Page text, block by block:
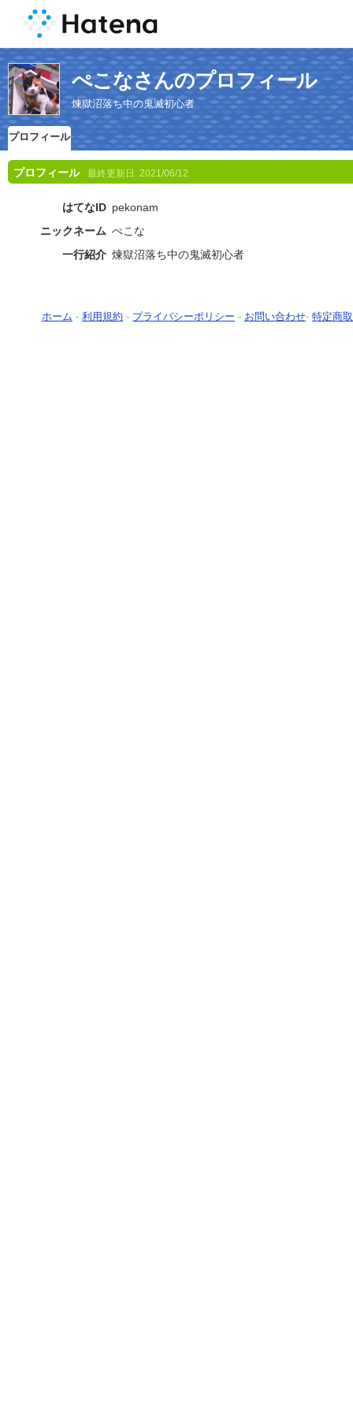
ぺこなさんのプロフィール
煉󠄁獄沼落ち中の鬼滅初心者
プロフィール
プロフィール 最終更新日: 2021/06/12
はてなID pekonam
ニックネーム ぺこな
一行紹介 煉󠄁獄沼落ち中の鬼滅初心者
ホーム - 利用規約 - プライバシーポリシー - お問い合わせ- 特定商